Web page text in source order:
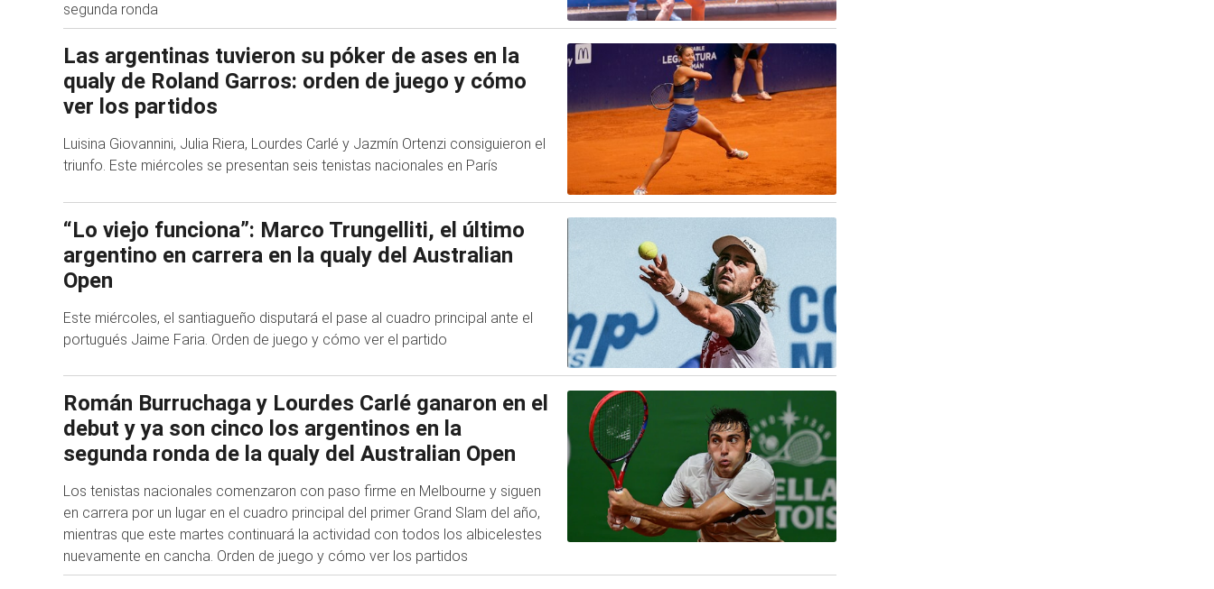
segunda ronda
Las argentinas tuvieron su póker de ases en la
qualy de Roland Garros: orden de juego y cómo
ver los partidos
Luisina Giovannini, Julia Riera, Lourdes Carlé y Jazmín Ortenzi consiguieron el
triunfo. Este miércoles se presentan seis tenistas nacionales en París
“Lo viejo funciona”: Marco Trungelliti, el último
argentino en carrera en la qualy del Australian
Open
Este miércoles, el santiagueño disputará el pase al cuadro principal ante el
portugués Jaime Faria. Orden de juego y cómo ver el partido
Román Burruchaga y Lourdes Carlé ganaron en el
debut y ya son cinco los argentinos en la
segunda ronda de la qualy del Australian Open
Los tenistas nacionales comenzaron con paso firme en Melbourne y siguen
en carrera por un lugar en el cuadro principal del primer Grand Slam del año,
mientras que este martes continuará la actividad con todos los albicelestes
nuevamente en cancha. Orden de juego y cómo ver los partidos